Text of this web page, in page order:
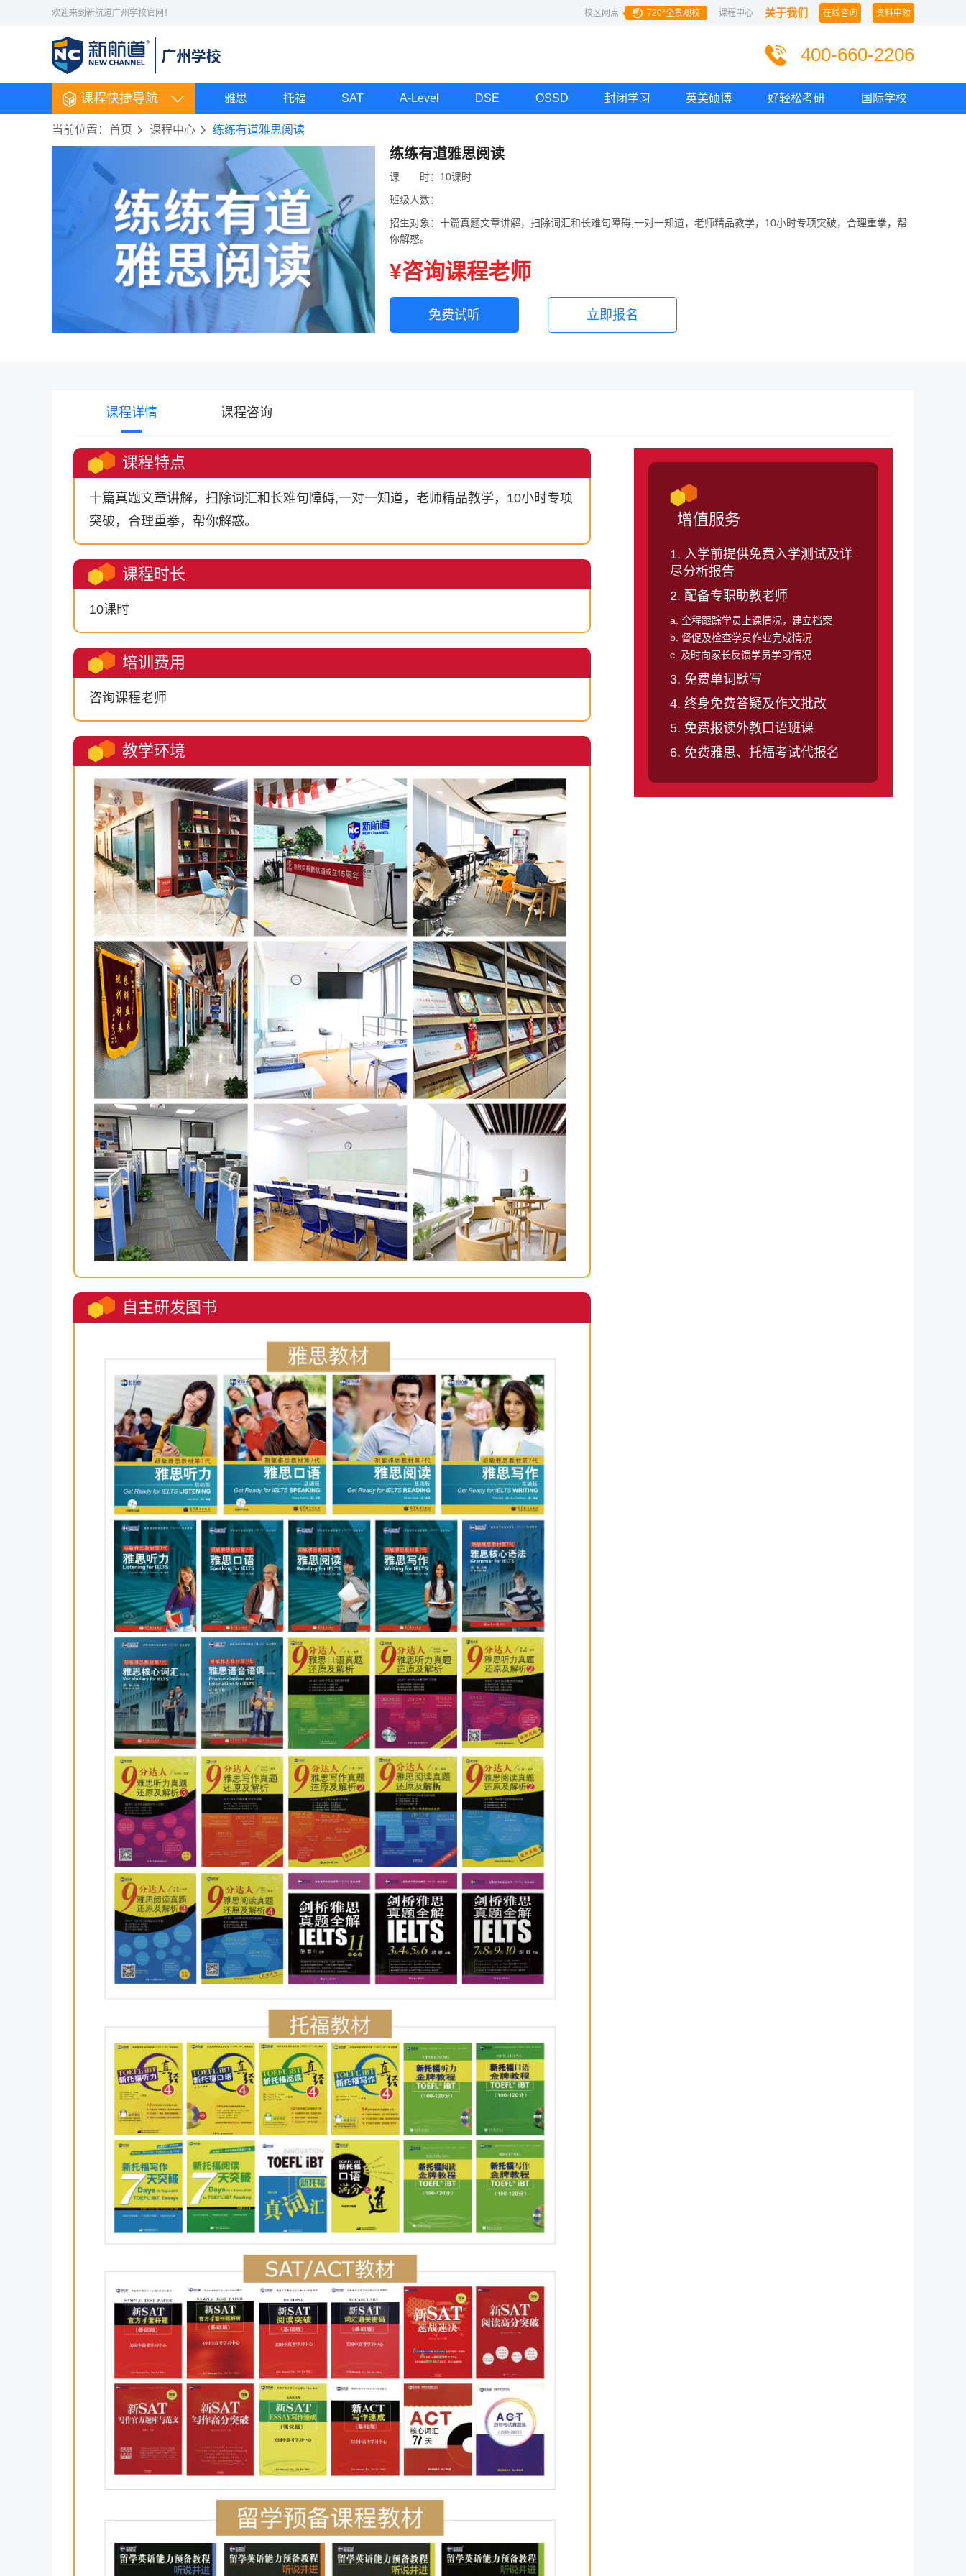
欢迎来到新航道广州学校官网！ 资料申领
在线咨询
关于我们
课程中心
校区网点 720°全景观校
400-660-2206
课程快捷导航 雅思 托福 SAT A-Level DSE OSSD 封闭学习 英美硕博 好轻松考研 国际学校
当前位置： 首页 课程中心 练练有道雅思阅读
练练有道雅思阅读
课 时： 10课时
班级人数：
招生对象： 十篇真题文章讲解，扫除词汇和长难句障碍,一对一知道，老师精品教学，10小时专项突破，合理重拳，帮
你解惑。
¥咨询课程老师
免费试听 立即报名
课程详情 课程咨询
课程特点
十篇真题文章讲解，扫除词汇和长难句障碍,一对一知道，老师精品教学，10小时专项
突破，合理重拳，帮你解惑。
课程时长
10课时
培训费用
咨询课程老师
教学环境
自主研发图书
增值服务
1. 入学前提供免费入学测试及详
尽分析报告
2. 配备专职助教老师
a. 全程跟踪学员上课情况，建立档案
b. 督促及检查学员作业完成情况
c. 及时向家长反馈学员学习情况
3. 免费单词默写
4. 终身免费答疑及作文批改
5. 免费报读外教口语班课
6. 免费雅思、托福考试代报名